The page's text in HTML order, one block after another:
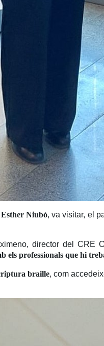
Esther Niubó, va visitar, el
director del CRE
els professionals que hi
braille, com